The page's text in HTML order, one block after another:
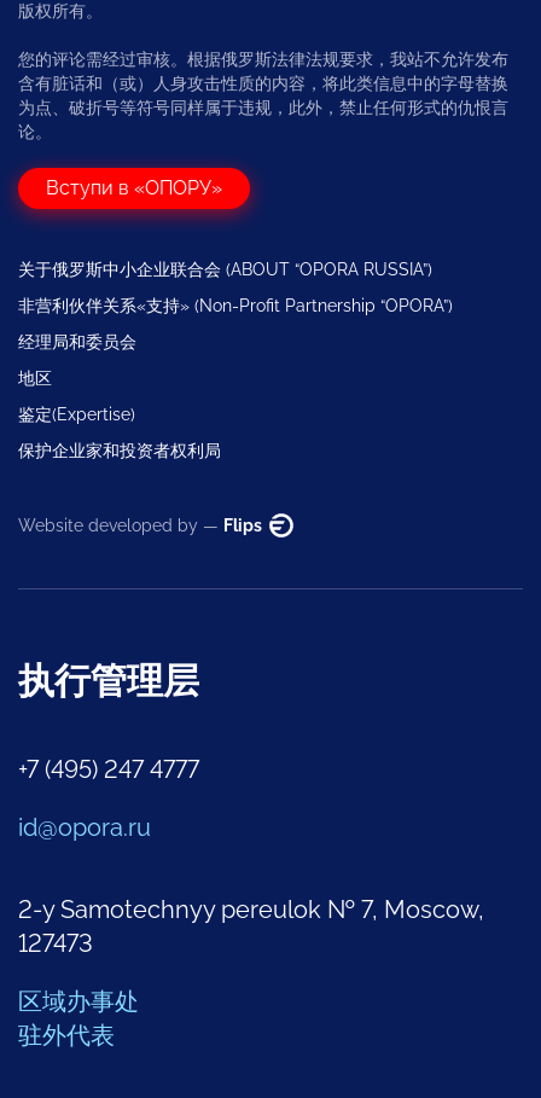
版权所有。
您的评论需经过审核。根据俄罗斯法律法规要求，我站不允许发布
含有脏话和（或）人身攻击性质的内容，将此类信息中的字母替换
为点、破折号等符号同样属于违规，此外，禁止任何形式的仇恨言
论。
Вступи в «ОПОРУ»
关于俄罗斯中小企业联合会 (ABOUT “OPORA RUSSIA”)
非营利伙伴关系«支持» (Non-Profit Partnership “OPORA”)
经理局和委员会
地区
鉴定(Expertise)
保护企业家和投资者权利局
Website developed by — Flips
执行管理层
+7 (495) 247 4777
id@opora.ru
2-y Samotechnyy pereulok № 7, Moscow,
127473
区域办事处
驻外代表